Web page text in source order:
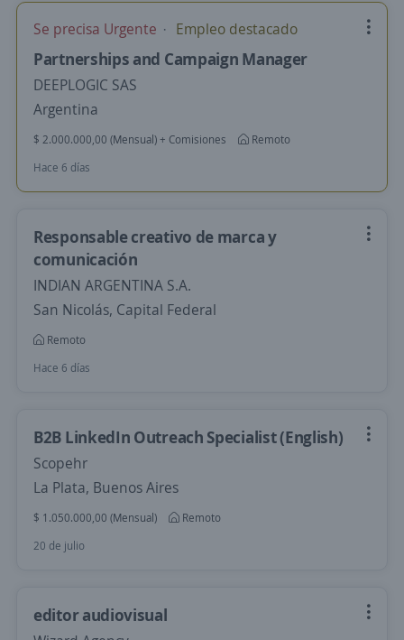
Se precisa Urgente Empleo destacado
Partnerships and Campaign Manager
DEEPLOGIC SAS
Argentina
$ 2.000.000,00 (Mensual) + Comisiones
Remoto
Hace 6 días
Responsable creativo de marca y
comunicación
INDIAN ARGENTINA S.A.
San Nicolás, Capital Federal
Remoto
Hace 6 días
B2B LinkedIn Outreach Specialist (English)
Scopehr
La Plata, Buenos Aires
$ 1.050.000,00 (Mensual)
Remoto
20 de julio
editor audiovisual